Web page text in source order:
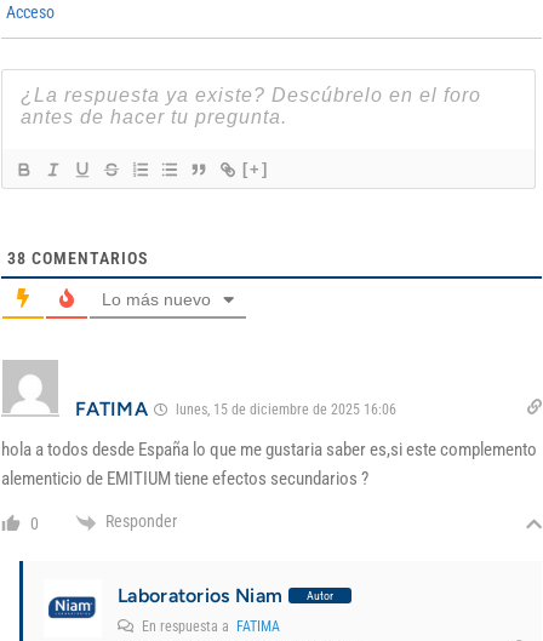
Acceso
[+]
38 COMENTARIOS
Lo más nuevo
FATIMA lunes, 15 de diciembre de 2025 16:06
hola a todos desde España lo que me gustaria saber es,si este complemento
alementicio de EMITIUM tiene efectos secundarios ?
0 Responder
Laboratorios Niam Autor
En respuesta a
FATIMA